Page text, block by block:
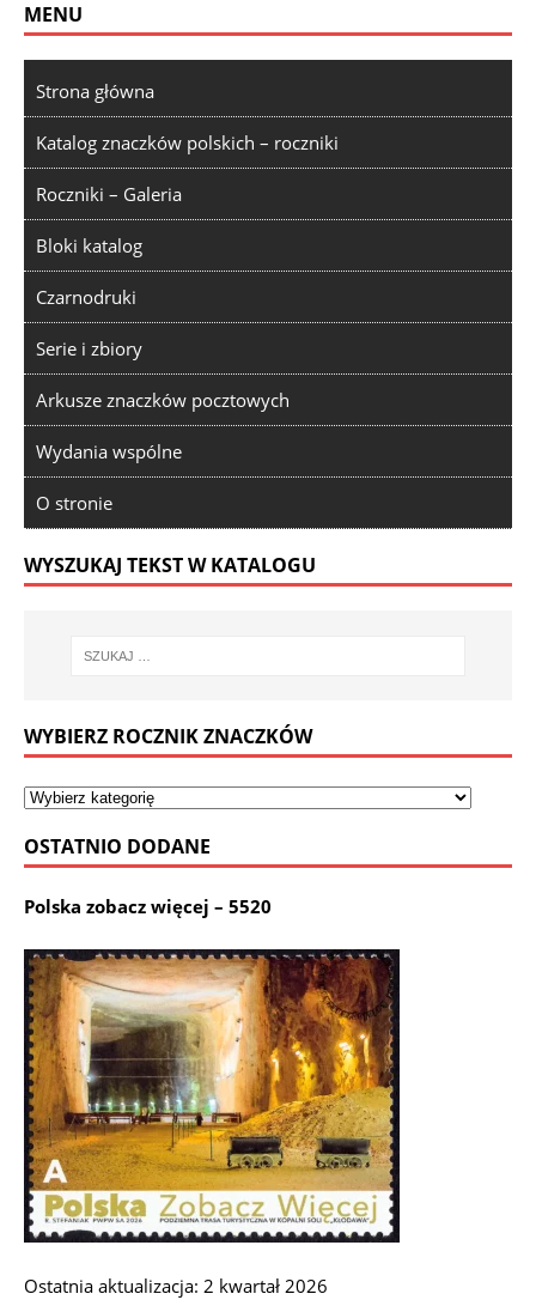
MENU
Strona główna
Katalog znaczków polskich – roczniki
Roczniki – Galeria
Bloki katalog
Czarnodruki
Serie i zbiory
Arkusze znaczków pocztowych
Wydania wspólne
O stronie
WYSZUKAJ TEKST W KATALOGU
WYBIERZ ROCZNIK ZNACZKÓW
OSTATNIO DODANE
Polska zobacz więcej – 5520
Ostatnia aktualizacja: 2 kwartał 2026